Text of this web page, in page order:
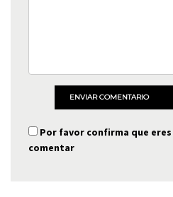
ENVIAR COMENTARIO
Por favor confirma que
comentar